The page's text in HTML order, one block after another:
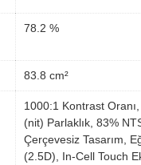
78.2 %
83.8 cm²
1000:1 Kontrast
(nit) Parlaklık, 83%
Çerçevesiz Tasarım,
(2.5D), In-Cell Touch